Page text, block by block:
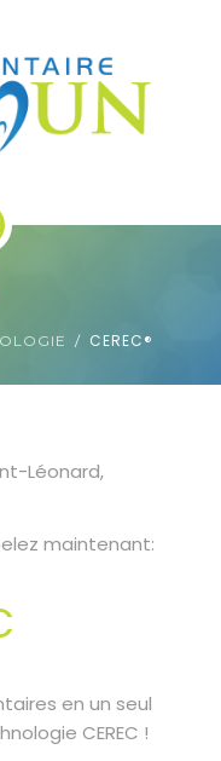
CEREC®
Léonard,
maintenant:
en un seul
CEREC !